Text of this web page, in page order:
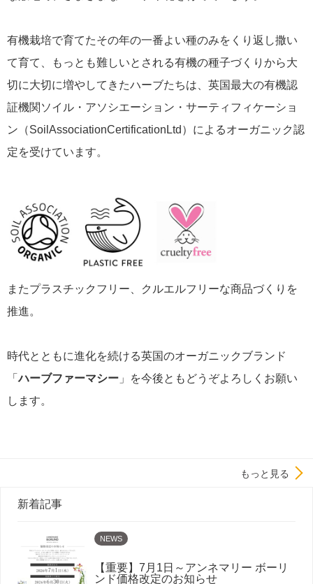
有機栽培で育てたその年の一番よい種のみをくり返し撒い
て育て、もっとも難しいとされる有機の種子づくりから大
切に大切に増やしてきたハーブたちは、英国最大の有機認
証機関ソイル・アソシエーション・サーティフィケーショ
ン（SoilAssociationCertificationLtd）によるオーガニック認
定を受けています。
またプラスチックフリー、クルエルフリーな商品づくりを
推進。
時代とともに進化を続ける英国のオーガニックブランド
「ハーブファーマシー 」を今後ともどうぞよろしくお願い
します。
もっと見る
新着記事
NEWS
【重要】7月1日～アンネマリー ボーリ
ンド価格改定のお知らせ